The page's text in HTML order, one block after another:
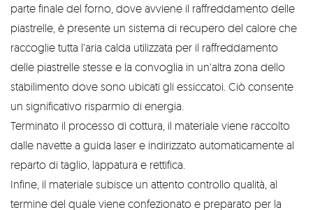
parte finale del forno, dove avviene il raffreddamento delle
piastrelle, è presente un sistema di recupero del calore che
raccoglie tutta l’aria calda utilizzata per il raffreddamento
delle piastrelle stesse e la convoglia in un’altra zona dello
stabilimento dove sono ubicati gli essiccatoi. Ciò consente
un significativo risparmio di energia.
Terminato il processo di cottura, il materiale viene raccolto
dalle navette a guida laser e indirizzato automaticamente al
reparto di taglio, lappatura e rettifica.
Infine, il materiale subisce un attento controllo qualità, al
termine del quale viene confezionato e preparato per la